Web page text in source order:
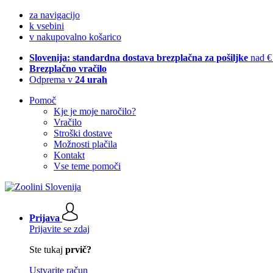
za navigacijo
k vsebini
v nakupovalno košarico
Slovenija: standardna dostava brezplačna za pošiljke nad
Brezplačno vračilo
Odprema v 24 urah
Pomoč
Kje je moje naročilo?
Vračilo
Stroški dostave
Možnosti plačila
Kontakt
Vse teme pomoči
Prijava
Prijavite se zdaj
Ste tukaj prvič?
Ustvarite račun